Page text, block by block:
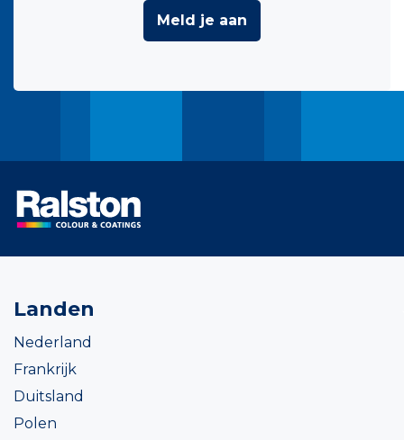
Meld je aan
Landen
Nederland
Frankrijk
Duitsland
Polen